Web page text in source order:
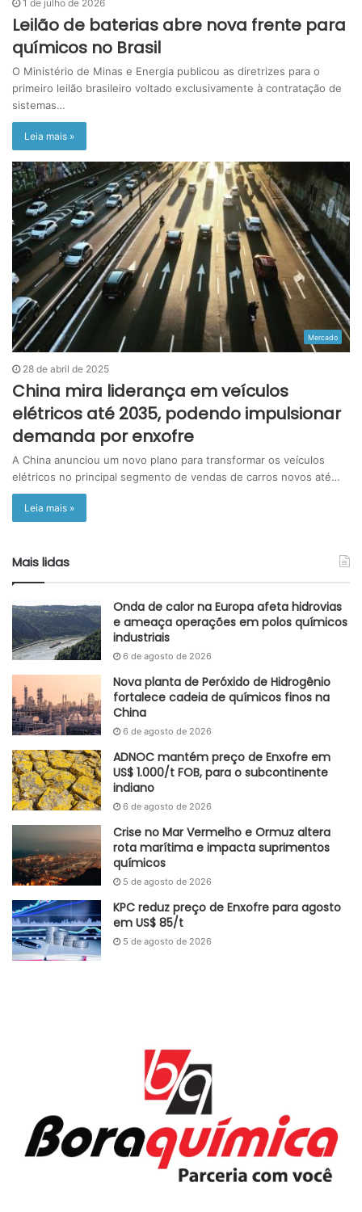
1 de julho de 2026
Leilão de baterias abre nova frente para
químicos no Brasil
O Ministério de Minas e Energia publicou as diretrizes para o
primeiro leilão brasileiro voltado exclusivamente à contratação de
sistemas…
Leia mais »
Mercado
28 de abril de 2025
China mira liderança em veículos
elétricos até 2035, podendo impulsionar
demanda por enxofre
A China anunciou um novo plano para transformar os veículos
elétricos no principal segmento de vendas de carros novos até…
Leia mais »
Mais lidas
Onda de calor na Europa afeta hidrovias
e ameaça operações em polos químicos
industriais
6 de agosto de 2026
Nova planta de Peróxido de Hidrogênio
fortalece cadeia de químicos finos na
China
6 de agosto de 2026
ADNOC mantém preço de Enxofre em
US$ 1.000/t FOB, para o subcontinente
indiano
6 de agosto de 2026
Crise no Mar Vermelho e Ormuz altera
rota marítima e impacta suprimentos
químicos
5 de agosto de 2026
KPC reduz preço de Enxofre para agosto
em US$ 85/t
5 de agosto de 2026